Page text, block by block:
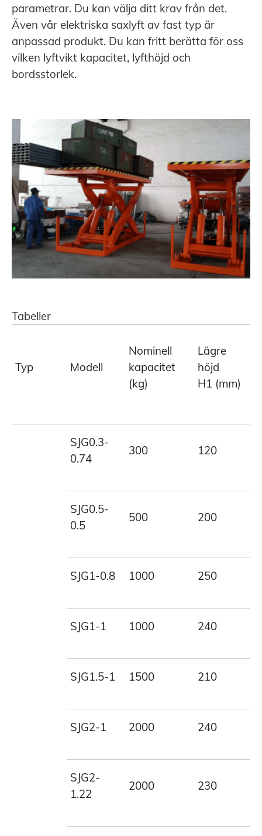
parametrar. Du kan välja ditt krav från det.
Även vår elektriska saxlyft av fast typ är
anpassad produkt. Du kan fritt berätta för oss
vilken lyftvikt kapacitet, lyfthöjd och
bordsstorlek.
Tabeller
Typ Modell
Nominell
kapacitet
(kg)
Lägre
höjd
H1 (mm)
SJG0.3-
0.74
300 120
SJG0.5-
0.5
500 200
SJG1-0.8 1000 250
SJG1-1 1000 240
SJG1.5-1 1500 210
SJG2-1 2000 240
SJG2-
1.22
2000 230